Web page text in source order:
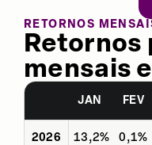
RETORNOS
Retornos
mensais
JAN FEV
2026 13,2% 0,1%